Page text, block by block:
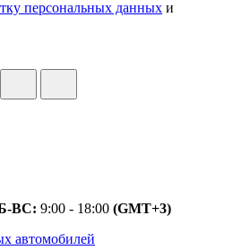
персональных данных и
ВС: 9:00 - 18:00 (GMT+3)
автомобилей